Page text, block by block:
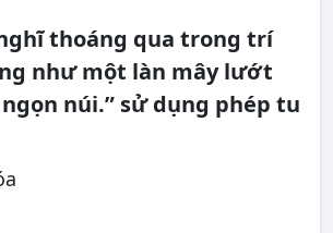
nghĩ thoáng qua trong trí
như một làn mây lướt
núi.” sử dụng phép tu